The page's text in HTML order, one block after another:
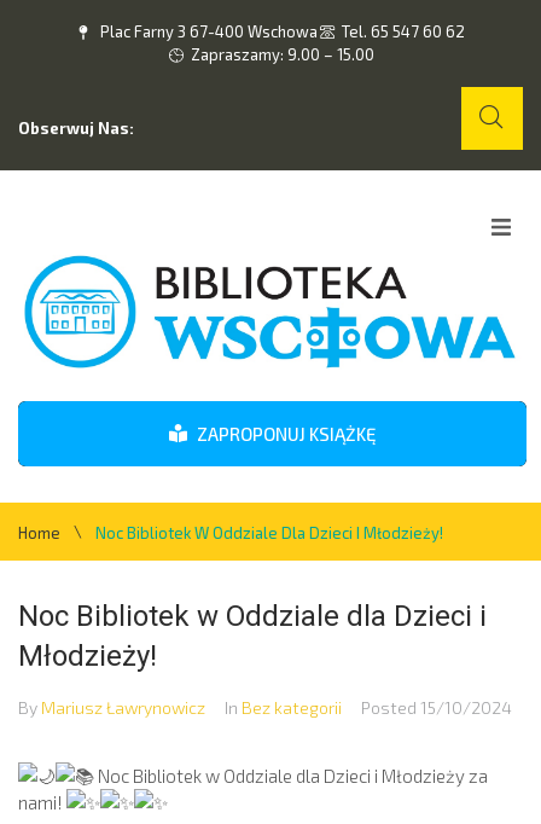
Plac Farny 3 67-400 Wschowa
Tel. 65 547 60 62
Zapraszamy: 9.00 – 15.00
Obserwuj Nas:
O nas
Wydarzenia
Kontakt
ZAPROPONUJ KSIĄŻKĘ
Home \ Noc Bibliotek W Oddziale Dla Dzieci I Młodzieży!
Noc Bibliotek w Oddziale dla Dzieci i
Młodzieży!
By Mariusz Ławrynowicz In Bez kategorii Posted 15/10/2024
Noc Bibliotek w Oddziale dla Dzieci i Młodzieży za
nami!